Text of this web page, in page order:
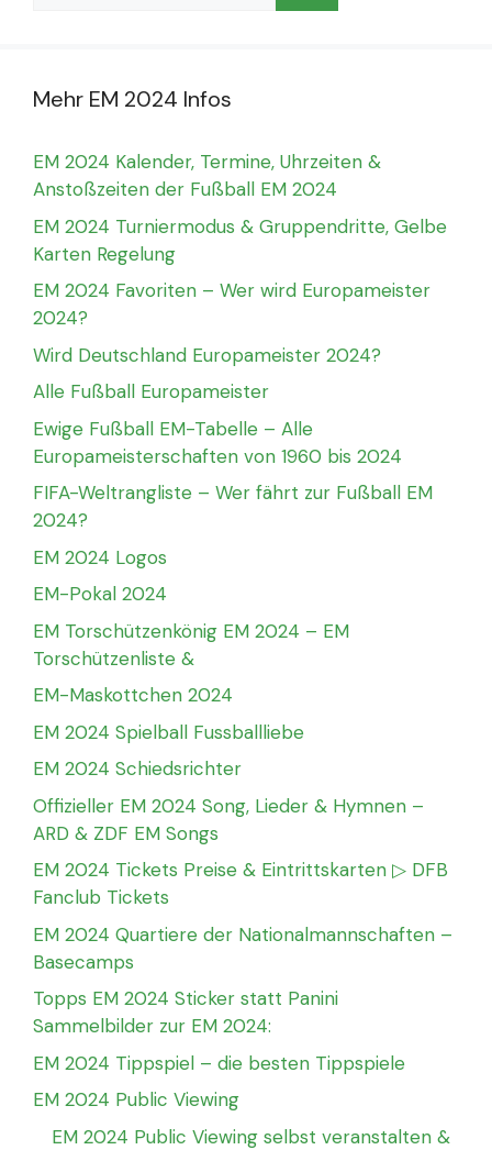
Mehr EM 2024 Infos
EM 2024 Kalender, Termine, Uhrzeiten &
Anstoßzeiten der Fußball EM 2024
EM 2024 Turniermodus & Gruppendritte, Gelbe
Karten Regelung
EM 2024 Favoriten – Wer wird Europameister
2024?
Wird Deutschland Europameister 2024?
Alle Fußball Europameister
Ewige Fußball EM-Tabelle – Alle
Europameisterschaften von 1960 bis 2024
FIFA-Weltrangliste – Wer fährt zur Fußball EM
2024?
EM 2024 Logos
EM-Pokal 2024
EM Torschützenkönig EM 2024 – EM
Torschützenliste &
EM-Maskottchen 2024
EM 2024 Spielball Fussballliebe
EM 2024 Schiedsrichter
Offizieller EM 2024 Song, Lieder & Hymnen –
ARD & ZDF EM Songs
EM 2024 Tickets Preise & Eintrittskarten ▷ DFB
Fanclub Tickets
EM 2024 Quartiere der Nationalmannschaften –
Basecamps
Topps EM 2024 Sticker statt Panini
Sammelbilder zur EM 2024:
EM 2024 Tippspiel – die besten Tippspiele
EM 2024 Public Viewing
EM 2024 Public Viewing selbst veranstalten &